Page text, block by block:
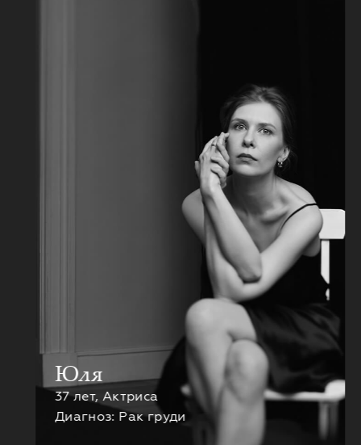
Юля
37 лет, Актриса
Диагноз: Рак груди